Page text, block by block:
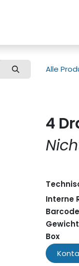
Alle
4
Interne
Barcode
Gewicht
Box